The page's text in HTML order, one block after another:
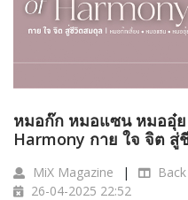
หมอก๊ก หมอแซน หมออุ๋ย
Harmony กาย ใจ จิต สู่
MiX Magazine
26-04-2025 22:52